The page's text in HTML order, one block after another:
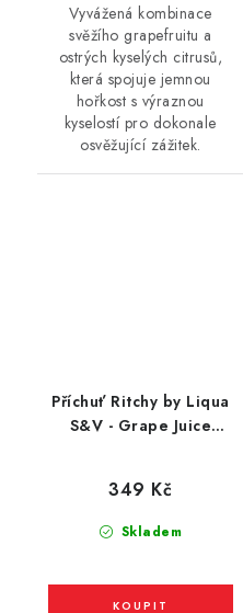
Vyvážená kombinace
svěžího grapefruitu a
ostrých kyselých citrusů,
která spojuje jemnou
hořkost s výraznou
kyselostí pro dokonale
osvěžující zážitek.
Příchuť Ritchy by Liqua
S&V - Grape Juice
Skladem
349 Kč